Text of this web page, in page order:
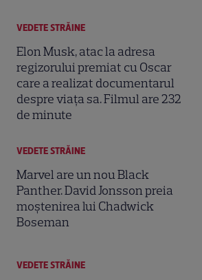
VEDETE STRĂINE
Elon Musk, atac la adresa
regizorului premiat cu Oscar
care a realizat documentarul
despre viața sa. Filmul are 232
de minute
VEDETE STRĂINE
Marvel are un nou Black
Panther. David Jonsson preia
moștenirea lui Chadwick
Boseman
VEDETE STRĂINE